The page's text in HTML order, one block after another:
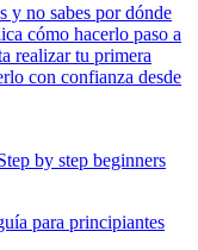
y no sabes por dónde
cómo hacerlo paso a
realizar tu primera
con confianza desde
para principiantes